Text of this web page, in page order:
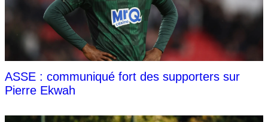
ASSE : communiqué fort des supporters sur
Pierre Ekwah